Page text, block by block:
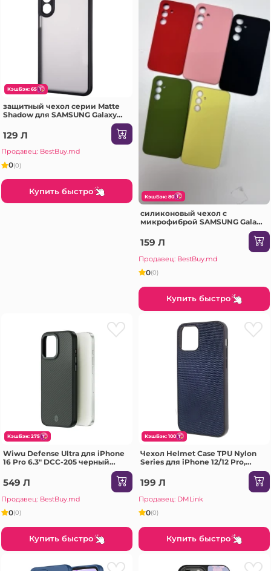
КэшБэк: 65
защитный чехол серии Matte
Shadow для SAMSUNG Galaxy
129 Л
Продавец: BestBuy.md
0(0)
Купить быстро
КэшБэк: 80
силиконовый чехол с
микрофиброй SAMSUNG Galaxy
A37 песочно-розовый Чехол
159 Л
Продавец: BestBuy.md
0(0)
Купить быстро
КэшБэк: 275
Wiwu Defense Ultra для iPhone
16 Pro 6.3" DCC-205 черный
549 Л
Продавец: BestBuy.md
0(0)
Купить быстро
КэшБэк: 100
Чехол Helmet Case TPU Nylon
Series для iPhone 12/12 Pro,
199 Л
Продавец: DMLink
0(0)
Купить быстро